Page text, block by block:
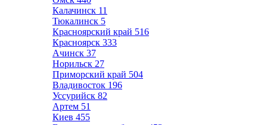
Калачинск 11
Тюкалинск 5
Красноярский край 516
Красноярск 333
Ачинск 37
Норильск 27
Приморский край 504
Владивосток 196
Уссурийск 82
Артем 51
Киев 455